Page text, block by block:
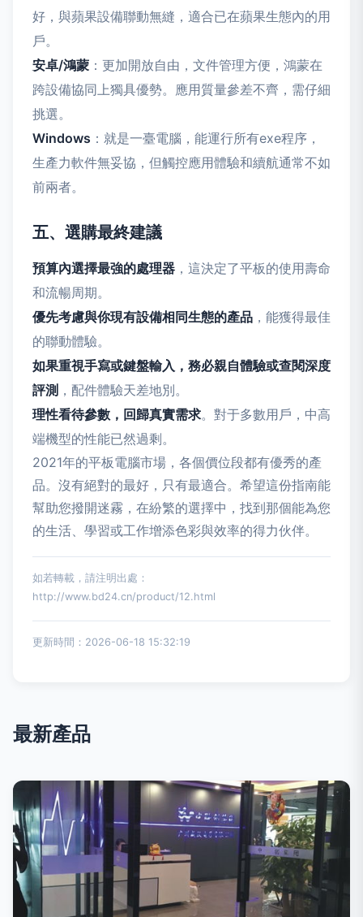
好，與蘋果設備聯動無縫，適合已在蘋果生態內的用
戶。
安卓/鴻蒙 ：更加開放自由，文件管理方便，鴻蒙在
跨設備協同上獨具優勢。應用質量參差不齊，需仔細
挑選。
Windows ：就是一臺電腦，能運行所有exe程序，
生產力軟件無妥協，但觸控應用體驗和續航通常不如
前兩者。
五、選購最終建議
預算內選擇最強的處理器 ，這決定了平板的使用壽命
和流暢周期。
優先考慮與你現有設備相同生態的產品 ，能獲得最佳
的聯動體驗。
如果重視手寫或鍵盤輸入，務必親自體驗或查閱深度
評測 ，配件體驗天差地別。
理性看待參數，回歸真實需求。對于多數用戶，中高
端機型的性能已然過剩。
2021年的平板電腦市場，各個價位段都有優秀的產
品。沒有絕對的最好，只有最適合。希望這份指南能
幫助您撥開迷霧，在紛繁的選擇中，找到那個能為您
的生活、學習或工作增添色彩與效率的得力伙伴。
如若轉載，請注明出處：
http://www.bd24.cn/product/12.html
更新時間：2026-06-18 15:32:19
最新產品